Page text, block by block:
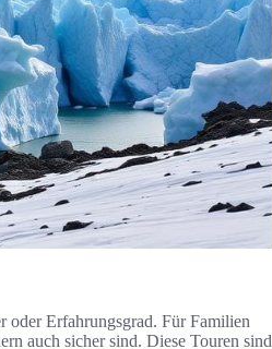
oder Erfahrungsgrad. Für Familien
auch sicher sind. Diese Touren sind